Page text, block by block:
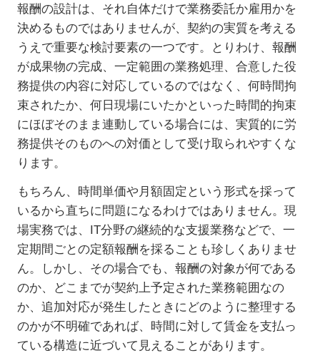
報酬の設計は、それ自体だけで業務委託か雇用かを
決めるものではありませんが、契約の実質を考える
うえで重要な検討要素の一つです。とりわけ、報酬
が成果物の完成、一定範囲の業務処理、合意した役
務提供の内容に対応しているのではなく、何時間拘
束されたか、何日現場にいたかといった時間的拘束
にほぼそのまま連動している場合には、実質的に労
務提供そのものへの対価として受け取られやすくな
ります。
もちろん、時間単価や月額固定という形式を採って
いるから直ちに問題になるわけではありません。現
場実務では、 IT分野の継続的な支援業務などで、一
定期間ごとの定額報酬を採ることも珍しくありませ
ん。しかし、その場合でも、報酬の対象が何である
のか、どこまでが契約上予定された業務範囲なの
か、追加対応が発生したときにどのように整理する
のかが不明確であれば、時間に対して賃金を支払っ
ている構造に近づいて見えることがあります。